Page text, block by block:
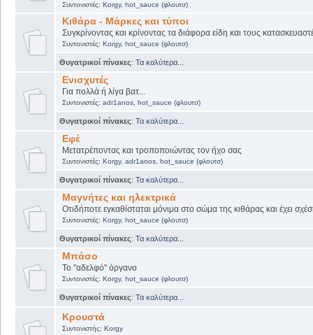
Συντονιστές: Korgy, hot_sauce (φλουτσ)
Κιθάρα - Μάρκες και τύποι
Συγκρίνοντας και κρίνοντας τα διάφορα είδη και τους
Συντονιστές: Korgy, hot_sauce (φλουτσ)
Θυγατρικοί πίνακες: Τα καλύτερα...
Ενισχυτές
Για πολλά ή λίγα βατ...
Συντονιστές: adr1anos, hot_sauce (φλουτσ)
Θυγατρικοί πίνακες: Τα καλύτερα...
Εφέ
Μετατρέποντας και τροποποιώντας τον ήχο σας
Συντονιστές: Korgy, adr1anos, hot_sauce (φλουτσ)
Θυγατρικοί πίνακες: Τα καλύτερα...
Μαγνήτες και ηλεκτρικά
Οτιδήποτε εγκαθίσταται μόνιμα στο σώμα της κιθάρας και έχει
Συντονιστές: Korgy, hot_sauce (φλουτσ)
Θυγατρικοί πίνακες: Τα καλύτερα...
Μπάσο
Το "αδελφό" όργανο
Συντονιστές: Korgy, hot_sauce (φλουτσ)
Θυγατρικοί πίνακες: Τα καλύτερα...
Κρουστά
Συντονιστής: Korgy